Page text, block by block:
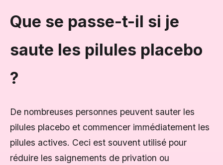
Que se passe-t-il si je
saute les pilules placebo
?
De nombreuses personnes peuvent sauter les
pilules placebo et commencer immédiatement les
pilules actives. Ceci est souvent utilisé pour
réduire les saignements de privation ou